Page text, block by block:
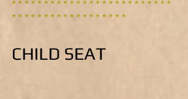
* * * * * * * * * * * * * * * * * * * * * * * * *
* * * * * * * * * * * * * * * * * *
CHILD SEAT